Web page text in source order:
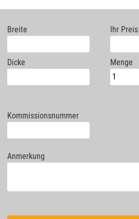
Breite
Dicke
Ihr Preis
Menge
Kommissionsnummer
Anmerkung